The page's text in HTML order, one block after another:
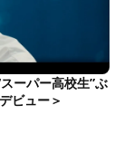
ーパー高校生”ぶ
ビュー＞